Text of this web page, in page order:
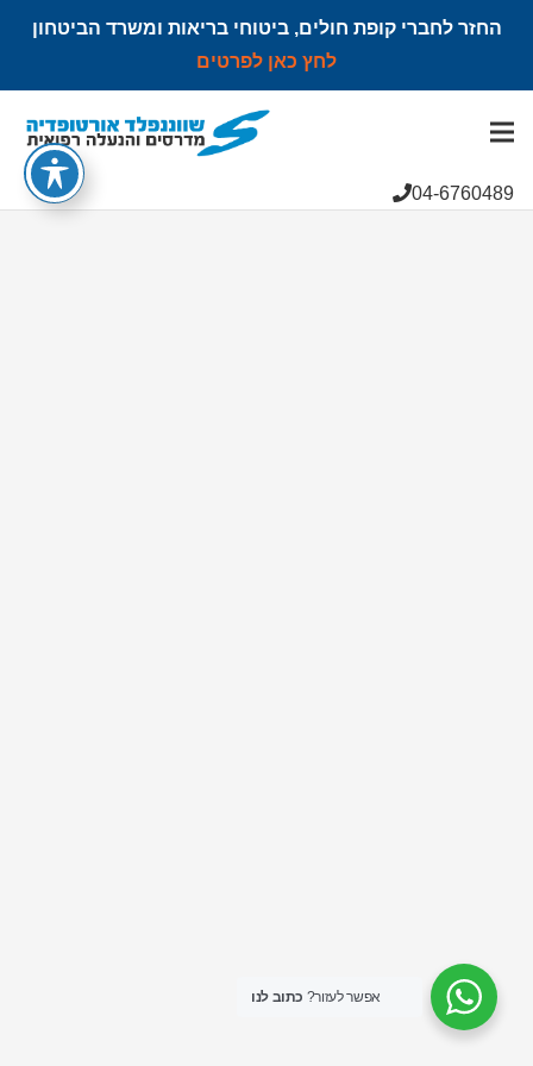
החזר לחברי קופת חולים, ביטוחי בריאות ומשרד הביטחון
לחץ כאן לפרטים
04-6760489
אפשר לעזור? כתוב לנו